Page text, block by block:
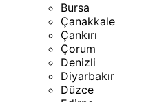
Bursa
Çanakkale
Çankırı
Çorum
Denizli
Diyarbakır
Düzce